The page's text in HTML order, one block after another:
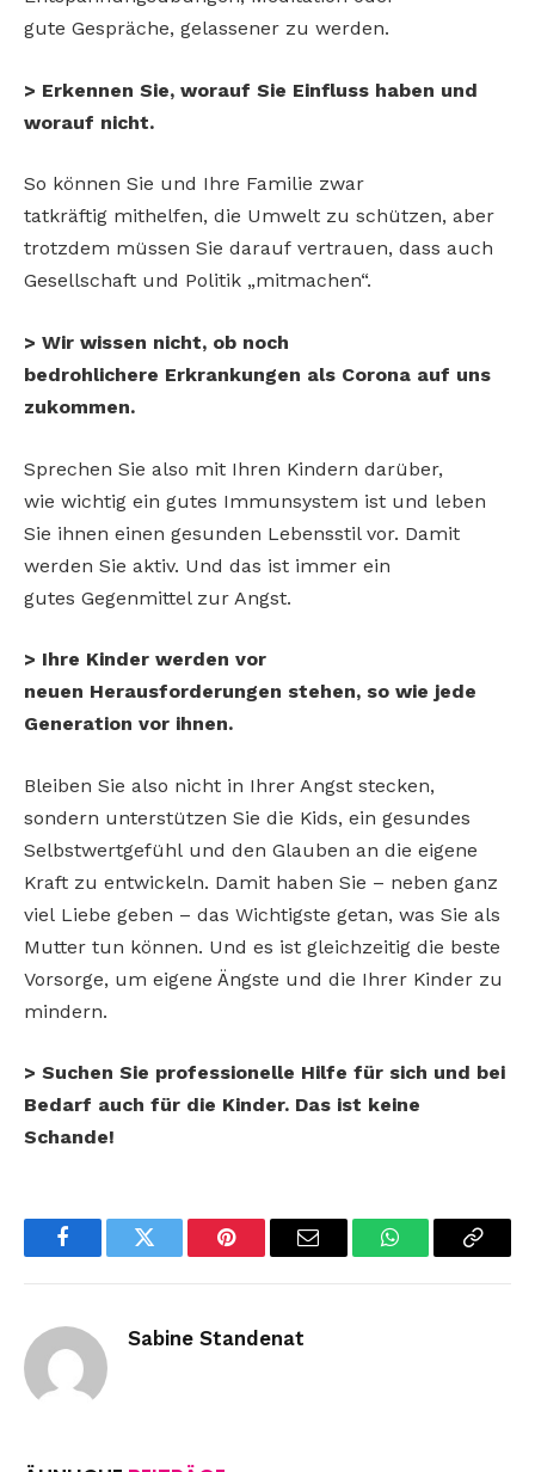
gute Gespräche, gelassener zu werden.
> Erkennen Sie, worauf Sie Einfluss haben und
worauf nicht.
So können Sie und Ihre Familie zwar
tatkräftig mithelfen, die Umwelt zu schützen, aber
trotzdem müssen Sie darauf vertrauen, dass auch
Gesellschaft und Politik „mitmachen“.
> Wir wissen nicht, ob noch
bedrohlichere Erkrankungen als Corona auf uns
zukommen.
Sprechen Sie also mit Ihren Kindern darüber,
wie wichtig ein gutes Immunsystem ist und leben
Sie ihnen einen gesunden Lebensstil vor. Damit
werden Sie aktiv. Und das ist immer ein
gutes Gegenmittel zur Angst.
> Ihre Kinder werden vor
neuen Herausforderungen stehen, so wie jede
Generation vor ihnen.
Bleiben Sie also nicht in Ihrer Angst stecken,
sondern unterstützen Sie die Kids, ein gesundes
Selbstwertgefühl und den Glauben an die eigene
Kraft zu entwickeln. Damit haben Sie – neben ganz
viel Liebe geben – das Wichtigste getan, was Sie als
Mutter tun können. Und es ist gleichzeitig die beste
Vorsorge, um eigene Ängste und die Ihrer Kinder zu
mindern.
> Suchen Sie professionelle Hilfe für sich und bei
Bedarf auch für die Kinder. Das ist keine
Schande!
FacebookTwitter Pinterest Email WhatsAppCopy
Sabine Standenat